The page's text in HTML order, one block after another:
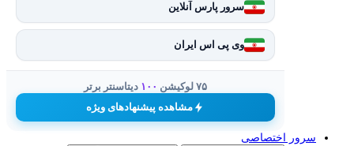
سرور پارس آنلاین
وی پی اس ایران
۷۵ لوکیشن ۱۰۰ دیتاسنتر برتر
مشاهده پیشنهادهای ویژه
سرور اختصاصی